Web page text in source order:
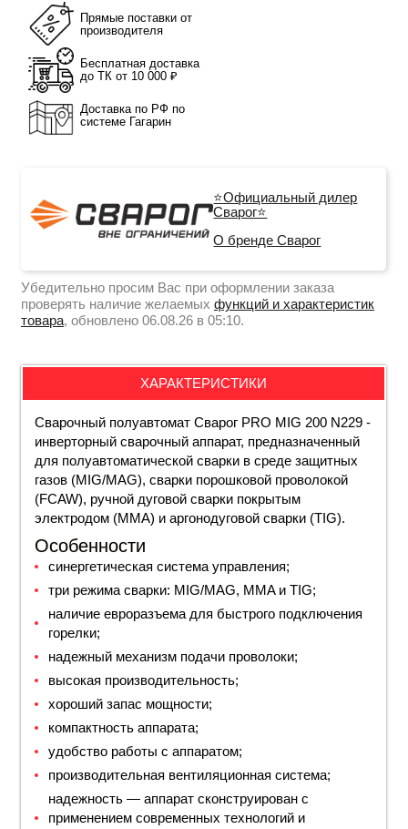
Прямые поставки от
производителя
Бесплатная доставка
до ТК от 10 000 ₽
Доставка по РФ по
системе Гагарин
⭐Официальный дилер
Сварог⭐
О бренде Сварог
Убедительно просим Вас при оформлении заказа
проверять наличие желаемых функций и характеристик
товара, обновлено 06.08.26 в 05:10.
ХАРАКТЕРИСТИКИ
Сварочный полуавтомат Сварог PRO MIG 200 N229 -
инверторный сварочный аппарат, предназначенный
для полуавтоматической сварки в среде защитных
газов (MIG/MAG), сварки порошковой проволокой
(FCAW), ручной дуговой сварки покрытым
электродом (ММА) и аргонодуговой сварки (TIG).
Особенности
синергетическая система управления;
три режима сварки: MIG/MAG, MMA и TIG;
наличие евроразъема для быстрого подключения
горелки;
надежный механизм подачи проволоки;
высокая производительность;
хороший запас мощности;
компактность аппарата;
удобство работы с аппаратом;
производительная вентиляционная система;
надежность — аппарат сконструирован с
применением современных технологий и